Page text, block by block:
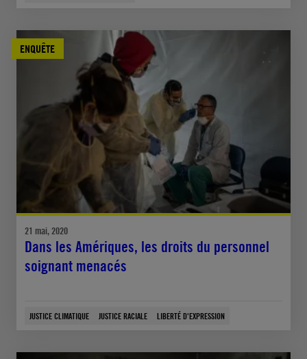
ENQUÊTE
21 mai, 2020
Dans les Amériques, les droits du personnel
soignant menacés
JUSTICE CLIMATIQUE JUSTICE RACIALE LIBERTÉ D'EXPRESSION